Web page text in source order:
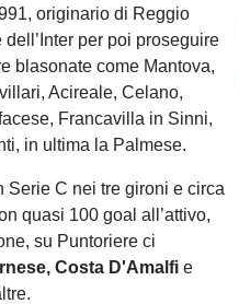
originario di Reggio
per poi proseguire
blasonate come Mantova,
Acireale, Celano,
Francavilla in Sinni,
in ultima la Palmese.
Serie C nei tre gironi e circa
quasi 100 goal all’attivo,
su Puntoriere ci
Costa D'Amalfie